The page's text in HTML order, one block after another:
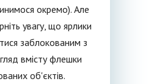
окремо). Але
увагу, що ярлики
заблокованим з
вмісту флешки
об'єктів.